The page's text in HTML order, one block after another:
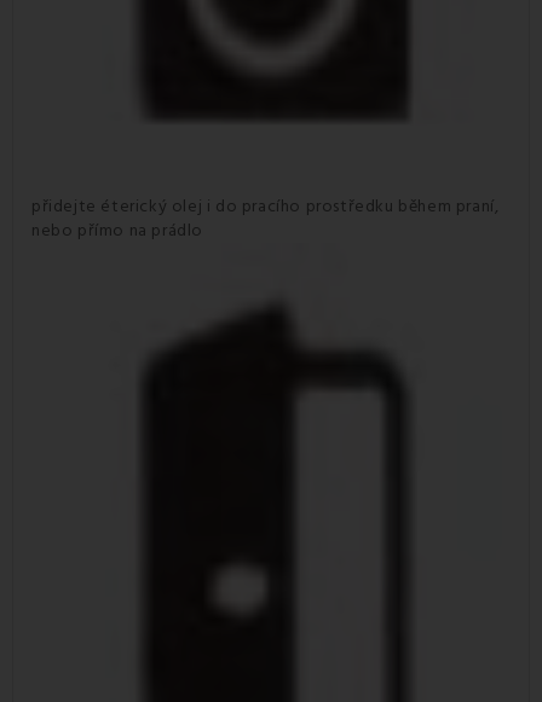
přidejte éterický olej i do pracího prostředku během praní,
nebo přímo na prádlo